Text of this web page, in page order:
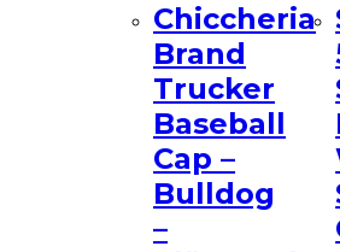
Chiccheria
Brand
Trucker
Baseball
Cap –
Bulldog
–